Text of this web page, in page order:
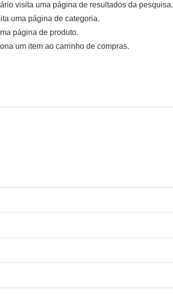
visita uma página de resultados da pesquisa.
uma página de categoria.
página de produto.
um item ao carrinho de compras.